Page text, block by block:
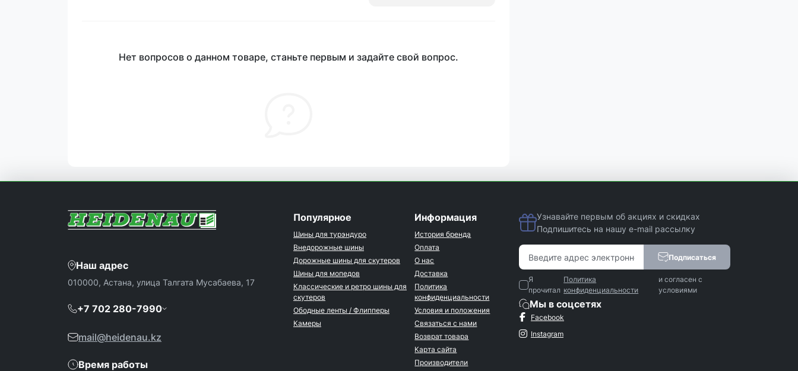
Нет вопросов о данном товаре, станьте первым и задайте свой вопрос.
Наш адрес
010000, Астана, улица Талгата Мусабаева, 17
+7 702 280-7990
mail@heidenau.kz
Время работы
Популярное
Шины для турэндуро
Внедорожные шины
Дорожные шины для скутеров
Шины для мопедов
Классические и ретро шины для
скутеров
Ободные ленты / Флипперы
Камеры
Информация
История бренда
Оплата
О нас
Доставка
Политика
конфиденциальности
Условия и положения
Связаться с нами
Возврат товара
Карта сайта
Производители
Мы в соцсетях
Facebook
Instagram
Узнавайте первым об акциях и скидках
Подпишитесь на нашу e-mail рассылку
Подписаться
Я
прочитал
Политика
конфиденциальности
и согласен с
условиями